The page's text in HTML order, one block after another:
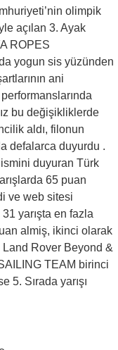
olimpik
açılan 3. Ayak
ROPES
yogun sis yüzünden
ani
bu değişikliklerde
aldı, filonun
defalarca duyurdu .
duyuran Türk
65 puan
ve web sitesi
yarışta en fazla
almiş, ikinci olarak
Land Rover Beyond &
TEAM birinci
5. Sırada yarışı